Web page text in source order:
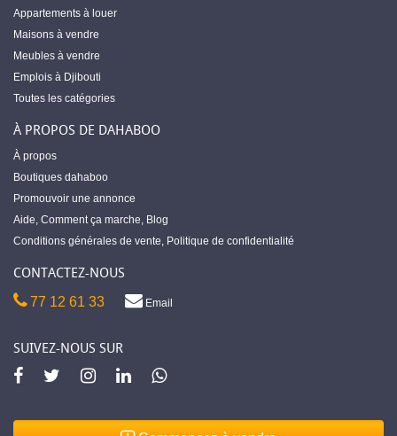
Appartements à louer
Maisons à vendre
Meubles à vendre
Emplois à Djibouti
Toutes les catégories
À PROPOS DE DAHABOO
À propos
Boutiques dahaboo
Promouvoir une annonce
Aide, Comment ça marche, Blog
Conditions générales de vente, Politique de confidentialité
CONTACTEZ-NOUS
77 12 61 33 Email
SUIVEZ-NOUS SUR